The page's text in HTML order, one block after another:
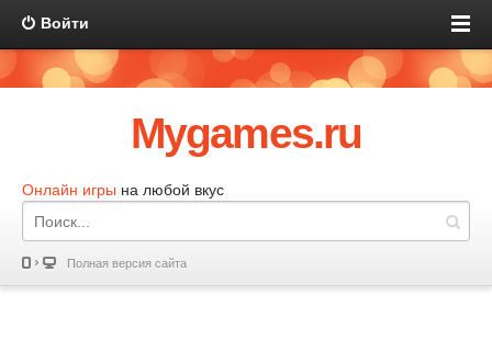
Войти
Mygames.ru
Онлайн игры на любой вкус
Полная версия сайта